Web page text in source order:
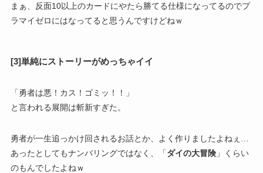
まぁ、反面10以上のカードにやたら勝てる仕様になってるのでプ
ラマイゼロにはなってると思うんですけどねｗ
[3]単純にストーリーがめっちゃイイ
「勇者は悪！カス！ゴミッ！！」
と言われる展開は斬新すぎた。
勇者が一生追っかけ回されるお話とか、よく作りましたよねぇ…
あったとしてもナンバリングではなく、「ダイの大冒険」くらい
のもんでしたよねｗ